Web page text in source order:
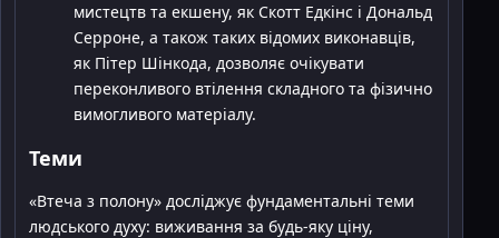
мистецтв та екшену, як Скотт Едкінс і Дональд
Серроне, а також таких відомих виконавців,
як Пітер Шінкода, дозволяє очікувати
переконливого втілення складного та фізично
вимогливого матеріалу.
Теми
«Втеча з полону» досліджує фундаментальні теми
людського духу: виживання за будь-яку ціну,